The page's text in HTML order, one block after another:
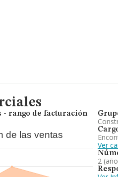
- rango de facturación
de las ventas
Ver
2